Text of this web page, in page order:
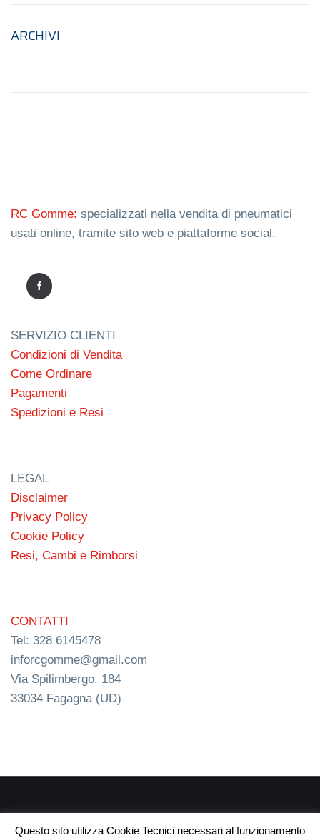
ARCHIVI
RC Gomme: specializzati nella vendita di pneumatici
usati online, tramite sito web e piattaforme social.
SERVIZIO CLIENTI
Condizioni di Vendita
Come Ordinare
Pagamenti
Spedizioni e Resi
LEGAL
Disclaimer
Privacy Policy
Cookie Policy
Resi, Cambi e Rimborsi
CONTATTI
Tel: 328 6145478
inforcgomme@gmail.com
Via Spilimbergo, 184
33034 Fagagna (UD)
Questo sito utilizza Cookie Tecnici necessari al funzionamento